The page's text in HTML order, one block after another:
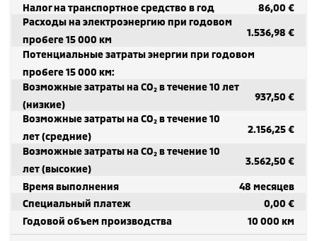
Налог на транспортное средство в год
86,00 €
Расходы на электроэнергию при годовом
пробеге 15 000 км
1.536,98 €
Потенциальные затраты энергии при годовом
пробеге 15 000 км:
Возможные затраты на CO₂ в течение 10 лет
(низкие)
937,50 €
Возможные затраты на CO₂ в течение 10
лет (средние)
2.156,25 €
Возможные затраты на CO₂ в течение 10
лет (высокие)
3.562,50 €
Время выполнения
48 месяцев
Специальный платеж
0,00 €
Годовой объем производства
10 000 км